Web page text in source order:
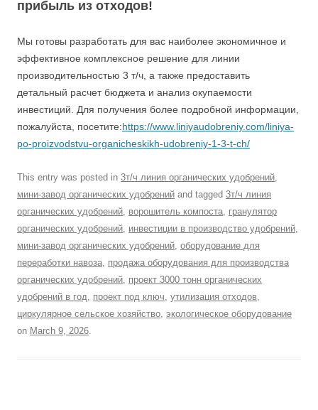
прибыль из отходов!
Мы готовы разработать для вас наиболее экономичное и
эффективное комплексное решение для линии
производительностью 3 т/ч, а также предоставить
детальный расчет бюджета и анализ окупаемости
инвестиций. Для получения более подробной информации,
пожалуйста, посетите:https://www.liniyaudobreniy.com/liniya-
po-proizvodstvu-organicheskikh-udobreniy-1-3-t-ch/
This entry was posted in 3т/ч линия органических удобрений,
мини-завод органических удобрений and tagged 3т/ч линия
органических удобрений, ворошитель компоста, гранулятор
органических удобрений, инвестиции в производство удобрений,
мини-завод органических удобрений, оборудование для
переработки навоза, продажа оборудования для производства
органических удобрений, проект 3000 тонн органических
удобрений в год, проект под ключ, утилизация отходов,
циркулярное сельское хозяйство, экологическое оборудование
on March 9, 2026.